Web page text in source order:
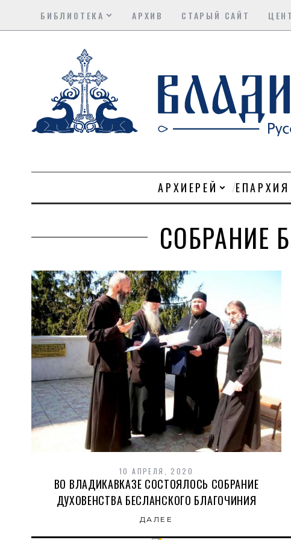
БИБЛИОТЕКА АРХИВ СТАРЫЙ САЙТ
АРХИЕРЕЙ ЕПАРХИЯ
СОБРАНИЕ
10 АПРЕЛЯ, 2020
ВО ВЛАДИКАВКАЗЕ СОСТОЯЛОСЬ СОБРАНИЕ
ДУХОВЕНСТВА БЕСЛАНСКОГО БЛАГОЧИНИЯ
ДАЛЕЕ